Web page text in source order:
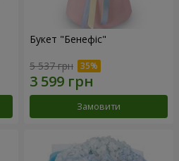
Букет "Бенефіс"
5 537 грн
Замовити